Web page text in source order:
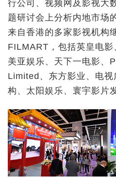
行公司、视频网及影视大
题研讨会上分析内地市场
来自香港的多家影视机构
FILMART，包括英皇电影
美亚娱乐、天下一电影、
Limited、东方影业、电
构、太阳娱乐、寰宇影片